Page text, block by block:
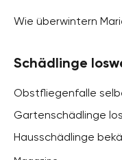
Wie überwintern
Schädlinge
Obstfliegenfalle
Gartenschädlinge
Hausschädlinge